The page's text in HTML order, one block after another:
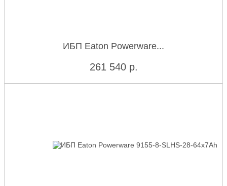
ИБП Eaton Powerware...
261 540 р.